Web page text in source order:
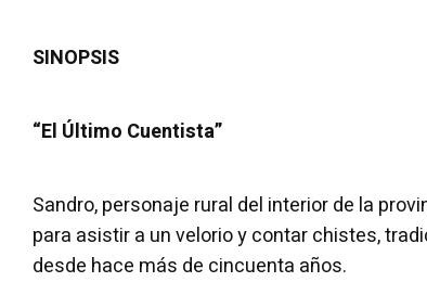
SINOPSIS
“El Último Cuentista”
Sandro, personaje rural del interior de la
para asistir a un velorio y contar chistes,
desde hace más de cincuenta años.